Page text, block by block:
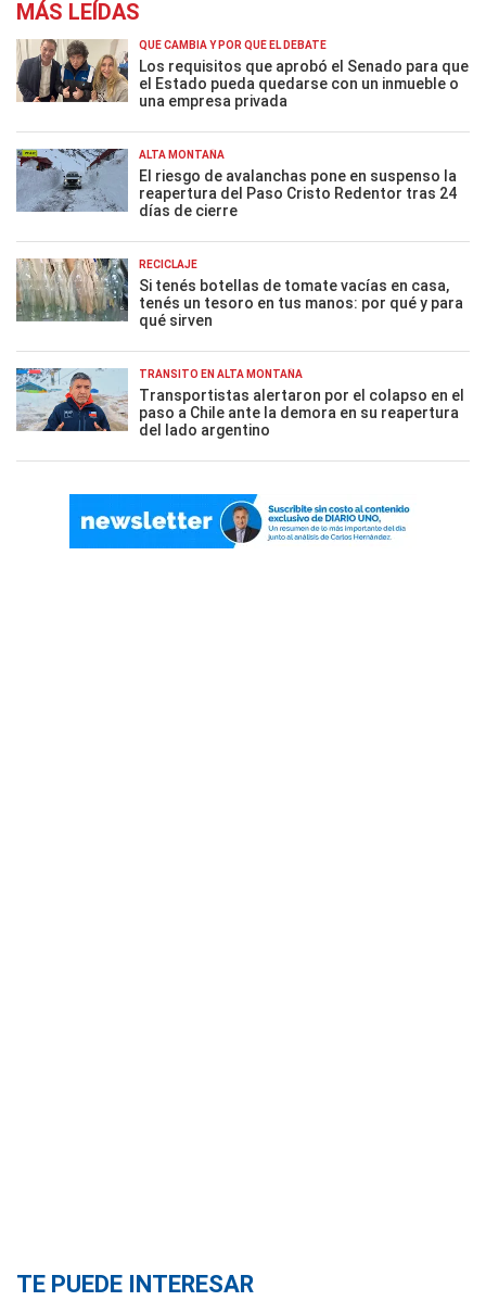
MÁS LEÍDAS
QUÉ CAMBIA Y POR QUÉ EL DEBATE
Los requisitos que aprobó el Senado para que
el Estado pueda quedarse con un inmueble o
una empresa privada
ALTA MONTAÑA
El riesgo de avalanchas pone en suspenso la
reapertura del Paso Cristo Redentor tras 24
días de cierre
RECICLAJE
Si tenés botellas de tomate vacías en casa,
tenés un tesoro en tus manos: por qué y para
qué sirven
TRÁNSITO EN ALTA MONTAÑA
Transportistas alertaron por el colapso en el
paso a Chile ante la demora en su reapertura
del lado argentino
TE PUEDE INTERESAR